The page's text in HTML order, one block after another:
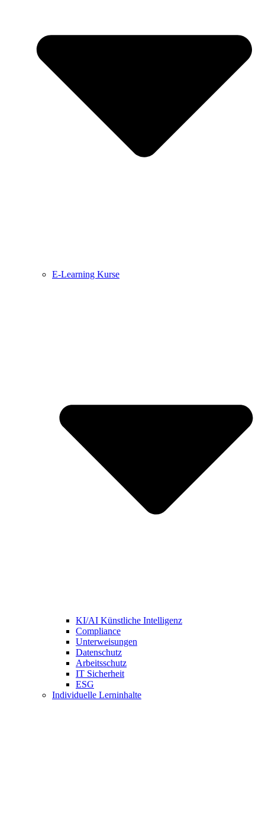
E-Learning Kurse
KI/AI Künstliche Intelligenz
Compliance
Unterweisungen
Datenschutz
Arbeitsschutz
IT Sicherheit
ESG
Individuelle Lerninhalte